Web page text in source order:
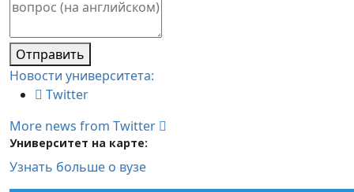
Отправить
Новости университета:
Twitter
More news from Twitter
Университет на карте:
Узнать больше о вузе